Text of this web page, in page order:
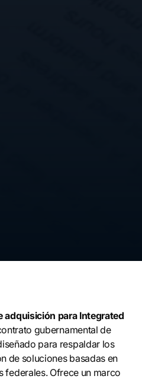
adquisición para Integrated
gubernamental de
para respaldar los
de soluciones basadas en
federales. Ofrece un marco